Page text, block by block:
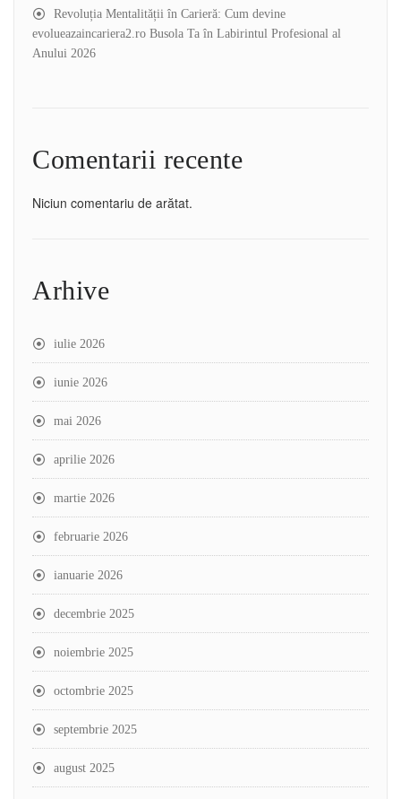
Revoluția Mentalității în Carieră: Cum devine
evolueazaincariera2.ro Busola Ta în Labirintul Profesional al
Anului 2026
Comentarii recente
Niciun comentariu de arătat.
Arhive
iulie 2026
iunie 2026
mai 2026
aprilie 2026
martie 2026
februarie 2026
ianuarie 2026
decembrie 2025
noiembrie 2025
octombrie 2025
septembrie 2025
august 2025